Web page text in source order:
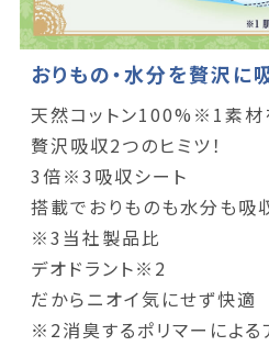
おりもの・水分を贅沢に
天然コットン100%※1素材
贅沢吸収2つのヒミツ！
3倍※3吸収シート
搭載でおりものも水分も吸
※3当社製品比
デオドラント※2
だからニオイ気にせず快適
※2消臭するポリマーによる